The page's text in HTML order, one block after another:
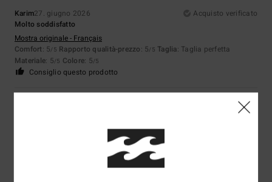
Karim27. giugno 2026
Acquisto verificato
Molto soddisfatto
Mostra originale - Français
Comfort: 5/5 Rapporto qualità-prezzo: 5/5 Taglia: Taglia perfetta
Materiale: 5/5 Colore: 5/5
Consiglio questo prodotto